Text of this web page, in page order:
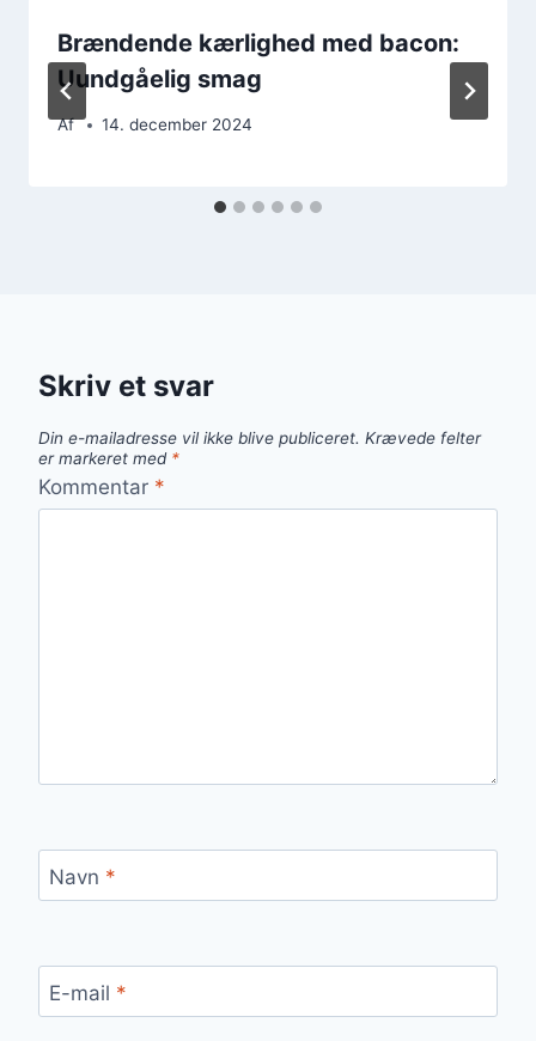
Brændende kærlighed med bacon:
Uundgåelig smag
Af 14. december 2024
Skriv et svar
Din e-mailadresse vil ikke blive publiceret. Krævede felter
er markeret med *
Kommentar *
Navn *
E-mail *